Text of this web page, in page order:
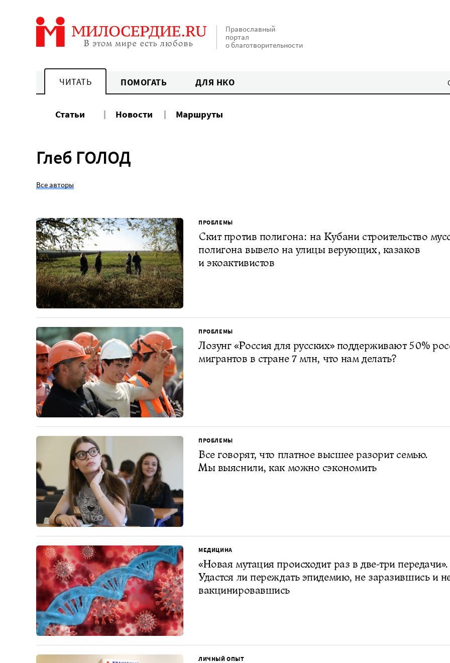
Православный
портал
о благотворительности
ЧИТАТЬ ПОМОГАТЬ ДЛЯ НКО
Статьи Новости Маршруты
Глеб ГОЛОД
Все авторы
ПРОБЛЕМЫ
Скит против полигона: на Кубани строительство
полигона вывело на улицы верующих, казаков
и экоактивистов
ПРОБЛЕМЫ
Лозунг «Россия для русских» поддерживают 50%
мигрантов в стране 7 млн, что нам делать?
ПРОБЛЕМЫ
Все говорят, что платное высшее разорит семью.
Мы выяснили, как можно сэкономить
МЕДИЦИНА
«Новая мутация происходит раз в две-три передачи».
Удастся ли переждать эпидемию, не заразившись и
вакцинировавшись
ЛИЧНЫЙ ОПЫТ